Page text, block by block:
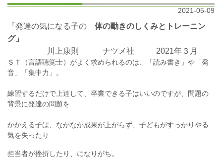
2021-05-09
『発達の気になる子の 体の動きのしくみとトレーニン
グ」
川上康則 ナツメ社 2021年３月
ＳＴ（言語聴覚士）がよく求められるのは、「読み書き」や「発
音」「集中力」。
練習するだけで上達して、卒業できる子はいいのですが、問題の
背景に発達の問題を
かかえる子は、なかなか成果が上がらず、子どもがすっかりやる
気を失ったり
担当者が挫折したり、になりがち。